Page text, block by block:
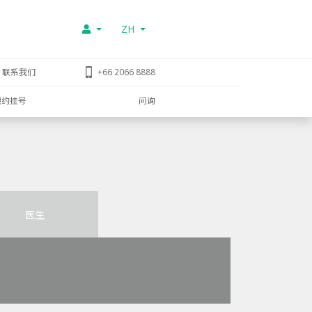
ZH
联系我们 +66 2066 8888
挂号 问询
医生